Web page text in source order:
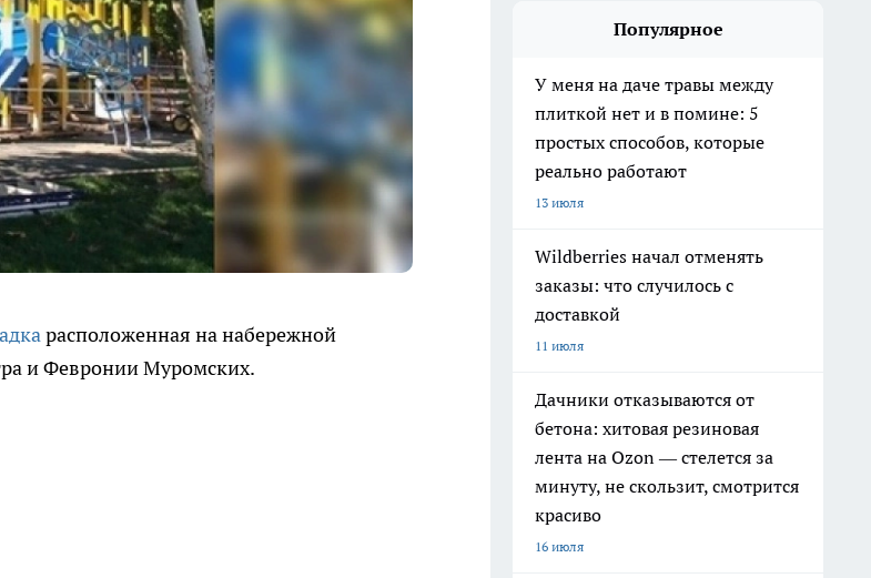
расположенная на набережной
и Февронии Муромских.
Популярное
У меня на даче травы между
плиткой нет и в помине: 5
простых способов, которые
реально работают
13 июля
Wildberries начал отменять
заказы: что случилось с
доставкой
11 июля
Дачники отказываются от
бетона: хитовая резиновая
лента на Ozon — стелется за
минуту, не скользит, смотрится
красиво
16 июля